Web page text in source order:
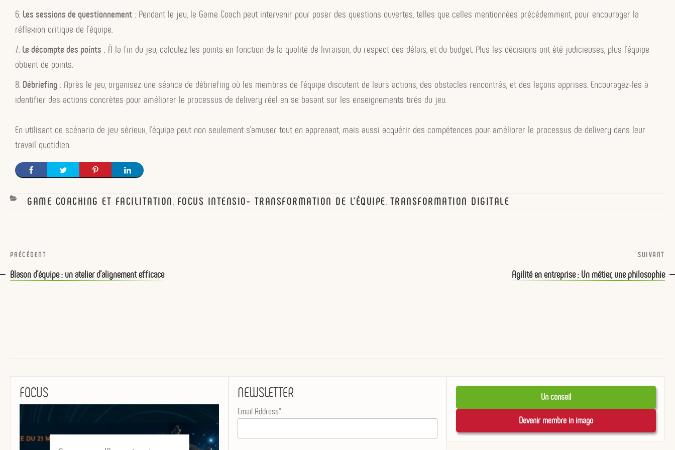
Les sessions de questionnement : Pendant le jeu, le Game Coach peut intervenir pour poser des questions ouvertes, telles que celles mentionnées précédemment, pour encourager la
réflexion critique de l’équipe.
Le décompte des points : À la fin du jeu, calculez les points en fonction de la qualité de livraison, du respect des délais, et du budget. Plus les décisions ont été judicieuses, plus l’équipe
obtient de points.
Débriefing : Après le jeu, organisez une séance de débriefing où les membres de l’équipe discutent de leurs actions, des obstacles rencontrés, et des leçons apprises. Encouragez-les à
identifier des actions concrètes pour améliorer le processus de delivery réel en se basant sur les enseignements tirés du jeu.
En utilisant ce scénario de jeu sérieux, l’équipe peut non seulement s’amuser tout en apprenant, mais aussi acquérir des compétences pour améliorer le processus de delivery dans leur
travail quotidien.
CATEGORIES
GAME COACHING ET FACILITATION, FOCUS INTENSIO- TRANSFORMATION DE L'ÉQUIPE, TRANSFORMATION DIGITALE
Navigation
de
l’article
Article
précédent
PRÉCÉDENT
Blason d’équipe : un atelier d’alignement efficace
SUIVANT
Agilité en entreprise : Un métier, une philosophie
FOCUS NEWSLETTER
Email Address*
Un conseil
Devenir membre in imago